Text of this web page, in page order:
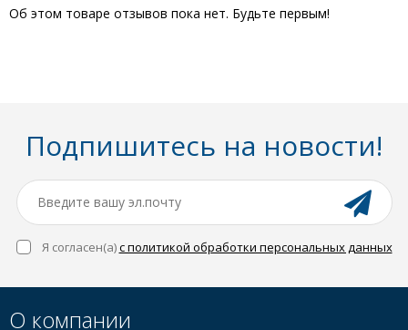
Об этом товаре отзывов пока нет. Будьте первым!
Подпишитесь на новости!
Я согласен(a)с политикой обработки персональных данных
О компании